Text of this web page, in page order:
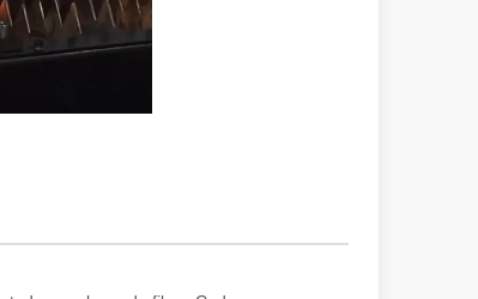
da fabricação de metal, eficiência e precisão não são